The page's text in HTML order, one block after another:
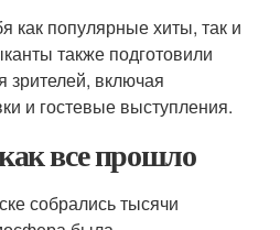
как популярные хиты, так и
также подготовили
зрителей, включая
и гостевые выступления.
все прошло
собрались тысячи